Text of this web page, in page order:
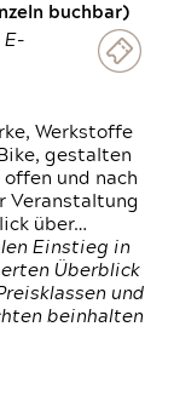
buchbar)
E-
Werkstoffe
gestalten
offen und nach
Veranstaltung
über…
Einstieg in
Überblick
und
beinhalten